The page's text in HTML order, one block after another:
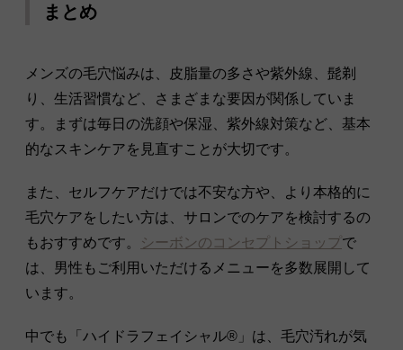
まとめ
メンズの毛穴悩みは、皮脂量の多さや紫外線、髭剃
り、生活習慣など、さまざまな要因が関係していま
す。まずは毎日の洗顔や保湿、紫外線対策など、基本
的なスキンケアを見直すことが大切です。
また、セルフケアだけでは不安な方や、より本格的に
毛穴ケアをしたい方は、サロンでのケアを検討するの
もおすすめです。
シーボンのコンセプトショップ で
は、男性もご利用いただけるメニューを多数展開して
います。
中でも「ハイドラフェイシャル®」は、毛穴汚れが気